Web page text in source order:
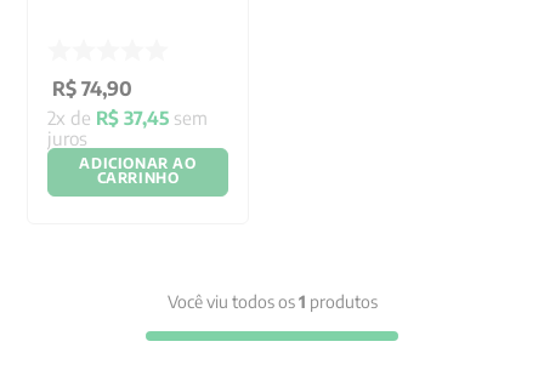
R$ 74,90
2x de R$ 37,45 sem
juros
ADICIONAR AO
CARRINHO
Você viu todos os1 produtos